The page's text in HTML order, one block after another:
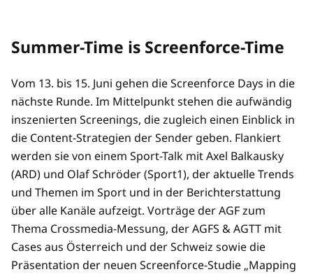
Summer-Time is Screenforce-Time
Vom 13. bis 15. Juni gehen die Screenforce Days in die
nächste Runde. Im Mittelpunkt stehen die aufwändig
inszenierten Screenings, die zugleich einen Einblick in
die Content-Strategien der Sender geben. Flankiert
werden sie von einem Sport-Talk mit Axel Balkausky
(ARD) und Olaf Schröder (Sport1), der aktuelle Trends
und Themen im Sport und in der Berichterstattung
über alle Kanäle aufzeigt. Vorträge der AGF zum
Thema Crossmedia-Messung, der AGFS & AGTT mit
Cases aus Österreich und der Schweiz sowie die
Präsentation der neuen Screenforce-Studie „Mapping